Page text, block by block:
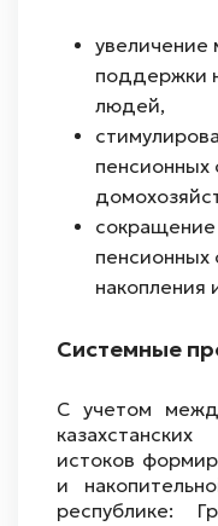
увеличение
поддержки
людей,
сокращение
накопления
Системные
С учетом
истоков
и
республике: